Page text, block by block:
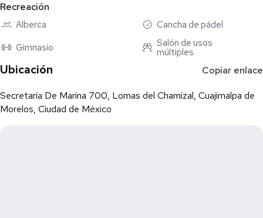
Recreación
Alberca
Cancha de pádel
Gimnasio
Salón de usos
múltiples
Ubicación Copiar enlace
Secretaría De Marina 700, Lomas del Chamizal, Cuajimalpa de
Morelos, Ciudad de México